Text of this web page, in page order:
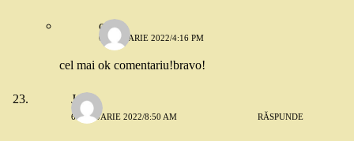
oana
6 IANUARIE 2022/4:16 PM
cel mai ok comentariu!bravo!
John
6 IANUARIE 2022/8:50 AM RĂSPUNDE